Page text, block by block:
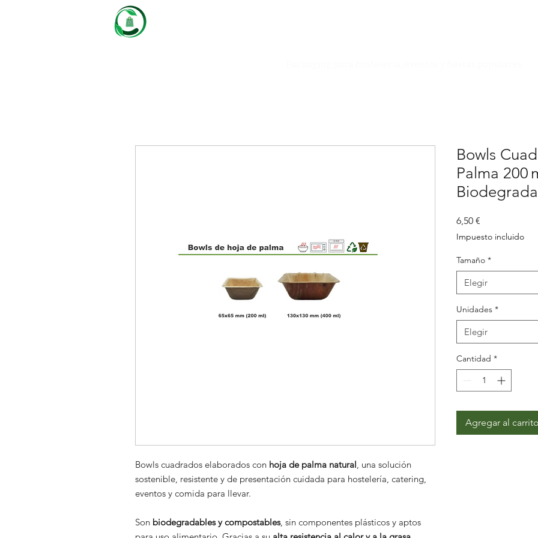
Bowls cuadrados elaborados con hoja de palma natural, una solución
sostenible, resistente y de presentación cuidada para hostelería, catering,
eventos y comida para llevar.
Son biodegradables y compostables, sin componentes plásticos y aptos
Bowls
Palma 200
6,50 €
Impuesto incluido
Tamaño *
Elegir
Unidades *
Elegir
Cantidad *
Agregar al